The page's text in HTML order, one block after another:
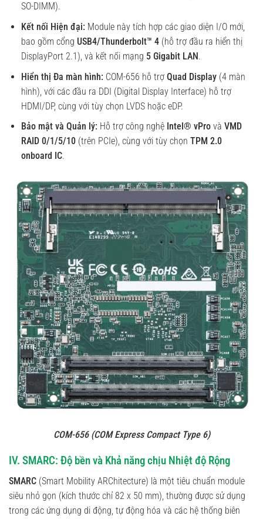
SO-DIMM).
Kết nối Hiện đại: Module này tích hợp các giao diện I/O mới,
bao gồm cổng USB4/Thunderbolt™ 4(hỗ trợ đầu ra hiển thị
DisplayPort 2.1), và kết nối mạng 5 Gigabit LAN.
Hiển thị Đa màn hình: COM-656 hỗ trợ Quad Display(4 màn
hình), với các đầu ra DDI (Digital Display Interface) hỗ trợ
HDMI/DP, cùng với tùy chọn LVDS hoặc eDP.
Bảo mật và Quản lý: Hỗ trợ công nghệ Intel® vProvà VMD
RAID 0/1/5/10(trên PCIe), cùng với tùy chọn TPM 2.0
onboard IC.
COM-656 (COM Express Compact Type 6)
IV. SMARC: Độ bền và Khả năng chịu Nhiệt độ Rộng
SMARC (Smart Mobility ARChitecture) là một tiêu chuẩn module
siêu nhỏ gọn (kích thước chỉ 82 x 50 mm), thường được sử dụng
trong các ứng dụng di động, tự động hóa và các hệ thống biên